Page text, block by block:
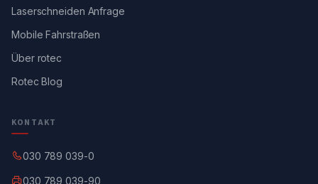
Laserschneiden Anfrage
Mobile Fahrstraßen
Über rotec
Rotec Blog
KONTAKT
030 789 039-0
030 789 039-90